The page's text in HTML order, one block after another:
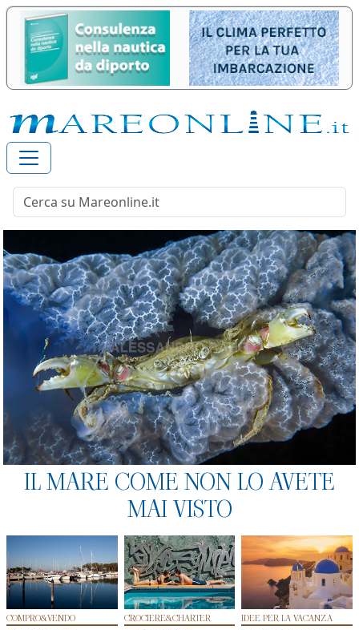
IL MARE COME NON LO AVETE
MAI VISTO
COMPRO&VENDO CROCIERE&CHARTER IDEE PER LA VACANZA